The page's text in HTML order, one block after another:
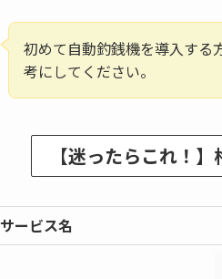
初めて自動釣銭機を導入する
考にしてください。
【迷ったらこれ！
サービス名